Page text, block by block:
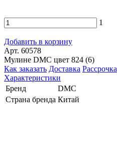
1
Добавить в корзину
Арт. 60578
Мулине DMC цвет 824 (6)
Как заказать Доставка Рассрочка
Характеристики
Бренд
DMC
Страна бренда Китай